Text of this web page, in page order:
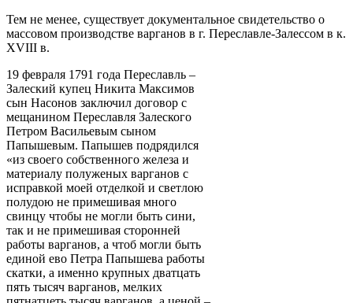
Тем не менее, существует документальное свидетельство о
массовом производстве варганов в г. Переславле-Залессом в к.
XVIII в.
19 февраля 1791 года Переславль –
Залеский купец Никита Максимов
сын Насонов заключил договор с
мещанином Переславля Залеского
Петром Васильевым сыном
Папышевым. Папышев подрядился
«из своего собственного железа и
материалу полуженых варганов с
исправкой моей отделкой и светлою
полудою не примешивая много
свинцу чтобы не могли быть сини,
так и не примешивая сторонней
работы варганов, а чтоб могли быть
единой ево Петра Папышева работы
скатки, а именно крупных дватцать
пять тысяч варганов, мелких